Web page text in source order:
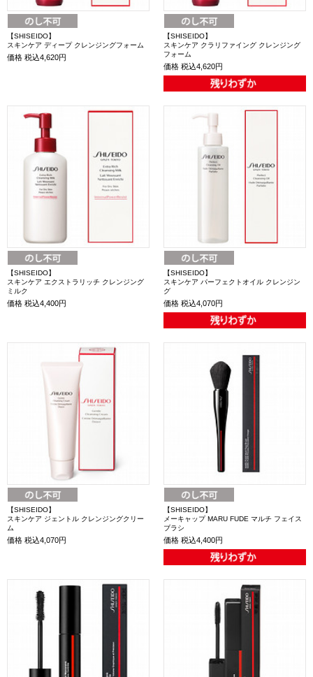
【SHISEIDO】
スキンケア ディープ クレンジングフォーム
価格 税込4,620円
【SHISEIDO】
スキンケア クラリファイング クレンジング
フォーム
価格 税込4,620円
【SHISEIDO】
スキンケア エクストラリッチ クレンジング
ミルク
価格 税込4,400円
【SHISEIDO】
スキンケア パーフェクトオイル クレンジン
グ
価格 税込4,070円
【SHISEIDO】
スキンケア ジェントル クレンジングクリー
ム
価格 税込4,070円
【SHISEIDO】
メーキャップ MARU FUDE マルチ フェイス
ブラシ
価格 税込4,400円